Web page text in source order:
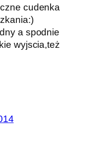
cudenka
a spodnie
wyjscia,też